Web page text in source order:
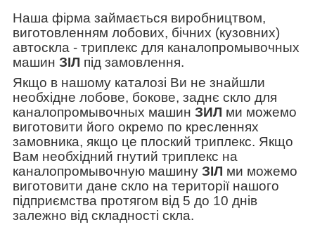
Наша фірма займається виробництвом,
виготовленням лобових, бічних (кузовних)
автоскла - триплекс для каналопромывочных
машин ЗІЛ під замовлення.
Якщо в нашому каталозі Ви не знайшли
необхідне лобове, бокове, заднє скло для
каналопромывочных машин ЗИЛ ми можемо
виготовити його окремо по кресленнях
замовника, якщо це плоский триплекс. Якщо
Вам необхідний гнутий триплекс на
каналопромывочную машину ЗІЛ ми можемо
виготовити дане скло на території нашого
підприємства протягом від 5 до 10 днів
залежно від складності скла.